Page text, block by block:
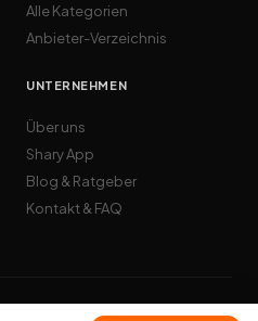
Alle Kategorien
Anbieter-Verzeichnis
UNTERNEHMEN
Über uns
Shary App
Blog & Ratgeber
Kontakt & FAQ